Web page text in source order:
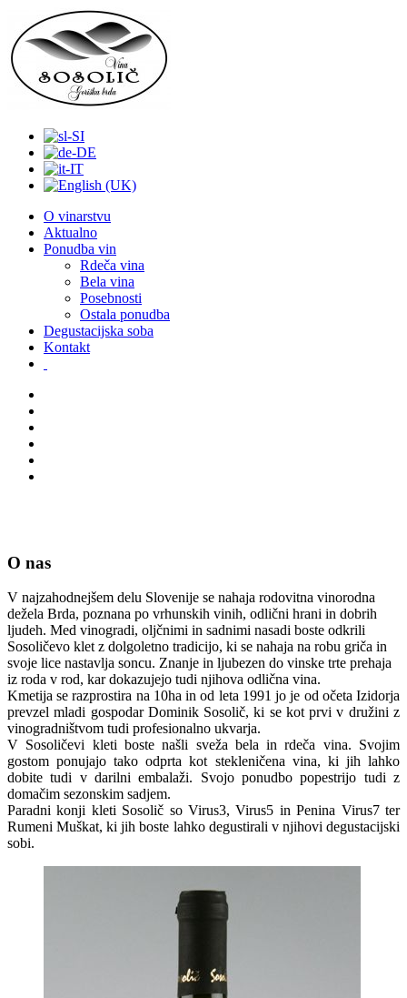
O vinarstvu
Aktualno
Ponudba vin
Rdeča vina
Bela vina
Posebnosti
Ostala ponudba
Degustacijska soba
Kontakt
O nas
V najzahodnejšem delu Slovenije se nahaja rodovitna vinorodna
dežela Brda, poznana po vrhunskih vinih, odlični hrani in dobrih
ljudeh. Med vinogradi, oljčnimi in sadnimi nasadi boste odkrili
Sosoličevo klet z dolgoletno tradicijo, ki se nahaja na robu griča in
svoje lice nastavlja soncu. Znanje in ljubezen do vinske trte prehaja
iz roda v rod, kar dokazujejo tudi njihova odlična vina.
Kmetija se razprostira na 10ha in od leta 1991 jo je od očeta Izidorja
prevzel mladi gospodar Dominik Sosolič, ki se kot prvi v družini z
vinogradništvom tudi profesionalno ukvarja.
V Sosoličevi kleti boste našli sveža bela in rdeča vina. Svojim
gostom ponujajo tako odprta kot stekleničena vina, ki jih lahko
dobite tudi v darilni embalaži. Svojo ponudbo popestrijo tudi z
domačim sezonskim sadjem.
Paradni konji kleti Sosolič so Virus3, Virus5 in Penina Virus7 ter
Rumeni Muškat, ki jih boste lahko degustirali v njihovi degustacijski
sobi.